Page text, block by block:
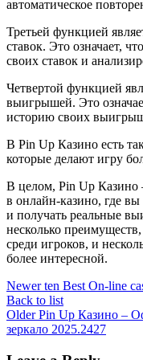
автоматическое
Третьей функцией
ставок. Это означает,
своих ставок и
Четвертой функцией
выигрышей. Это
историю своих
В Pin Up Казино есть
которые делают игру
В целом, Pin Up Казино
в онлайн-казино, где
и получать реальные
несколько
среди игроков, и
более интересной.
Newer ten Best On-line
Back to list
Older Pin Up Казино –
зеркало 2025.2427